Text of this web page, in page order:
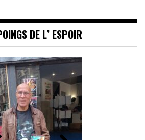
DE L’ ESPOIR